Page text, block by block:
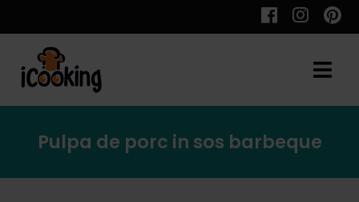
Retete
Pulpa de porc in sos barbeque